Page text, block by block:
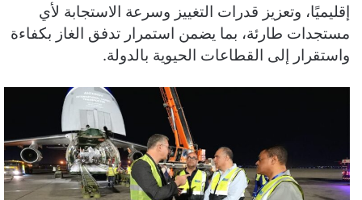
إقليميًا، وتعزيز قدرات التغييز وسرعة الاستجابة لأي
مستجدات طارئة، بما يضمن استمرار تدفق الغاز بكفاءة
واستقرار إلى القطاعات الحيوية بالدولة.